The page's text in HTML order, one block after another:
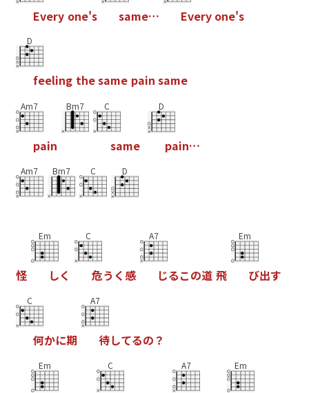
Every one's same… Every one's
D
feeling thesame pain same
Am7
pain
Bm7 C
same
D
pain…
Am7 Bm7 C D
怪
Em
しく
C
危う く感
A7
じるこの道 飛
Em
び出す
C
何かに期
A7
待してるの ？
Em C A7 Em